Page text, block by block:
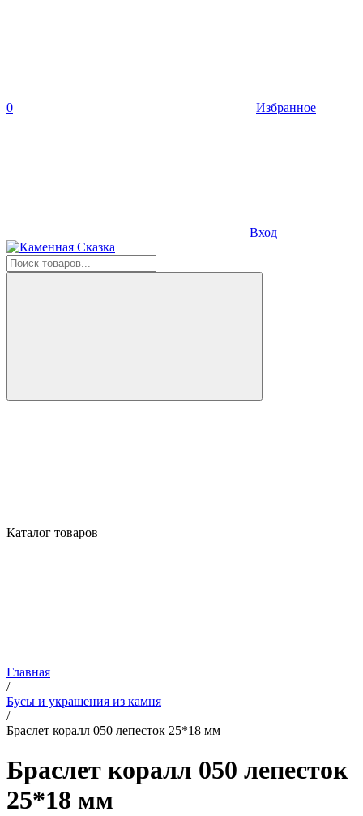
0 Избранное
Вход
Каталог товаров
Главная
/
Бусы и украшения из камня
/
Браслет коралл 050 лепесток 25*18 мм
Браслет коралл 050 лепесток
25*18 мм